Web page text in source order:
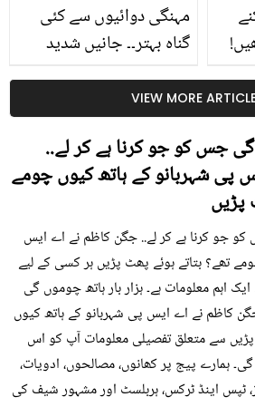
مہنگی دوائیوں سے کئی
گناہ بہتر۔۔ جانیں شدید
گرمی کے موسم میں آڑو
کیوں کھانا چاہیے؟
کا
VIEW MORE
گی جس کو جو کرنا ہے کر لے..
پی شہربانو کے ہاتھ کیوں چومے
پڑیں
کو جو کرنا ہے کر لے.. جگن کاظم نے اے ایس
تھے؟ بتاتے ہوئے پھٹ پڑیں ہر کسی کے لیے
اہم معلومات ہے۔ ہزار بار ہاتھ چوموں گی
کاظم نے اے ایس پی شہربانو کے ہاتھ کیوں
سے متعلق تفصیلی معلومات آپ کو اس
ہمارے پیج پر کھانوں، مصالحوں، ادویات،
ٹپس اینڈ ٹرکس، ہربلسٹ اور مشہور شیف کی